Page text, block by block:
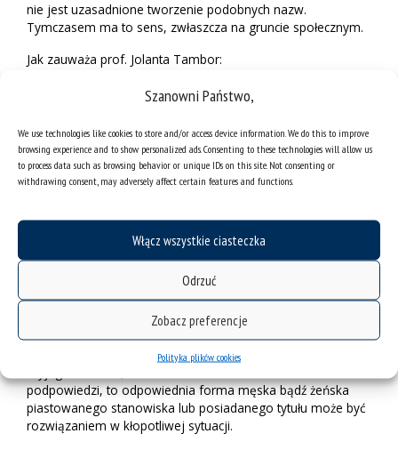
Szanowni Państwo,
We use technologies like cookies to store and/or access device information. We do this to improve
browsing experience and to show personalized ads. Consenting to these technologies will allow us
to process data such as browsing behavior or unique IDs on this site. Not consenting or
withdrawing consent, may adversely affect certain features and functions.
Włącz wszystkie ciasteczka
Odrzuć
Zobacz preferencje
Polityka plików cookies
nie jest uzasadnione tworzenie podobnych nazw.
Tymczasem ma to sens, zwłaszcza na gruncie społecznym.
Jak zauważa prof. Jolanta Tambor:
– Kobiet w górnictwie jest sporo i chcą się pochwalić faktem,
że udało im się przełamać monopol mężczyzn. Zależało im
na tym, aby tę pracę wykonywać, więc podkreślają to w
nazwie. Nie chcą, żeby myśleć o nich jak o pojedynczych
osobach, które wkraczają w męski świat. Niech będą
równorzędnymigórniczkamiobokgórników.
międzynarodową, co tylko pozornie jest bagatelą. Wiele
języków obcych rozróżnia funkcje i zawody pełnione przez
kobiety. Językoznawczyni jako przykład podaje stanowisko
dyrektora, który w języku angielskim brzmidirector,ale
istnieje dla niego żeńska forma w postaci
niemieckim będzie to, odpowiednio dla mężczyzny i
orazdie Direktorin
podpowiedzi, to odpowiednia forma męska bądź żeńska
piastowanego stanowiska lub posiadanego tytułu może być
rozwiązaniem w kłopotliwej sytuacji.